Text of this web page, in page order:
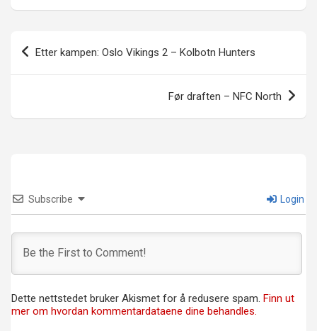
Innleggsnavigasjon
Etter kampen: Oslo Vikings 2 – Kolbotn Hunters
Før draften – NFC North
Subscribe Login
Dette nettstedet bruker Akismet for å redusere spam. Finn ut
mer om hvordan kommentardataene dine behandles.